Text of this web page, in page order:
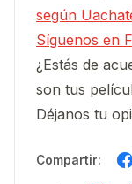
según
Síguenos en
¿Estás de
son tus
Déjanos tu
Compartir: